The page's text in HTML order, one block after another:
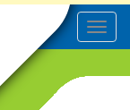
T
o